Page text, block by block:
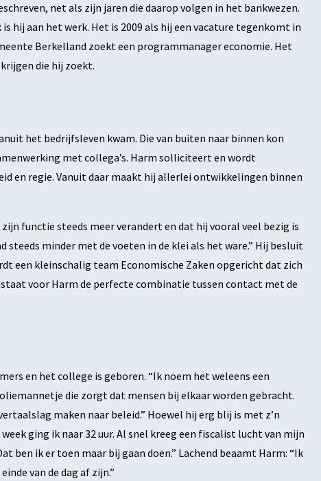
net als zijn jaren die daarop volgen in het bankwezen.
hij aan het werk. Het is 2009 als hij een vacature tegenkomt in
Berkelland zoekt een programmanager economie. Het
die hij zoekt.
het bedrijfsleven kwam. Die van buiten naar binnen kon
met collega’s. Harm solliciteert en wordt
en regie. Vanuit daar maakt hij allerlei ontwikkelingen binnen
functie steeds meer verandert en dat hij vooral veel bezig is
minder met de voeten in de klei als het ware.” Hij besluit
een kleinschalig team Economische Zaken opgericht dat zich
voor Harm de perfecte combinatie tussen contact met de
en het college is geboren. “Ik noem het weleens een
die zorgt dat mensen bij elkaar worden gebracht.
maken naar beleid.” Hoewel hij erg blij is met z’n
ging ik naar 32 uur. Al snel kreeg een fiscalist lucht van mijn
ben ik er toen maar bij gaan doen.” Lachend beaamt Harm: “Ik
van de dag af zijn.”